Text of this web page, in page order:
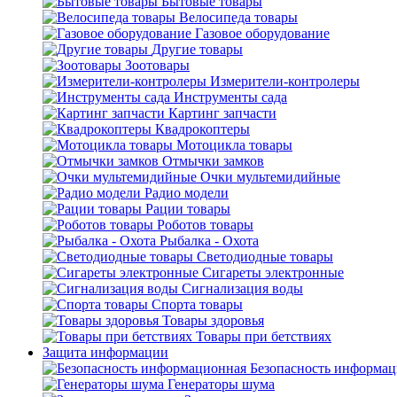
Велосипеда товары
Газовое оборудование
Другие товары
Зоотовары
Измерители-контролеры
Инструменты сада
Картинг запчасти
Квадрокоптеры
Мотоцикла товары
Отмычки замков
Очки мультемидийные
Радио модели
Рации товары
Роботов товары
Рыбалка - Охота
Светодиодные товары
Сигареты электронные
Сигнализация воды
Спорта товары
Товары здоровья
Товары при бетствиях
Защита информации
Безопасность
Генераторы шума